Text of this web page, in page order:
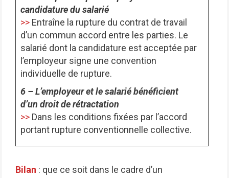
candidature du salarié
>> Entraîne la rupture du contrat de travail
d’un commun accord entre les parties. Le
salarié dont la candidature est acceptée par
l’employeur signe une convention
individuelle de rupture.
6 – L’employeur et le salarié bénéficient
d’un droit de rétractation
>> Dans les conditions fixées par l’accord
portant rupture conventionnelle collective.
Bilan : que ce soit dans le cadre d’un